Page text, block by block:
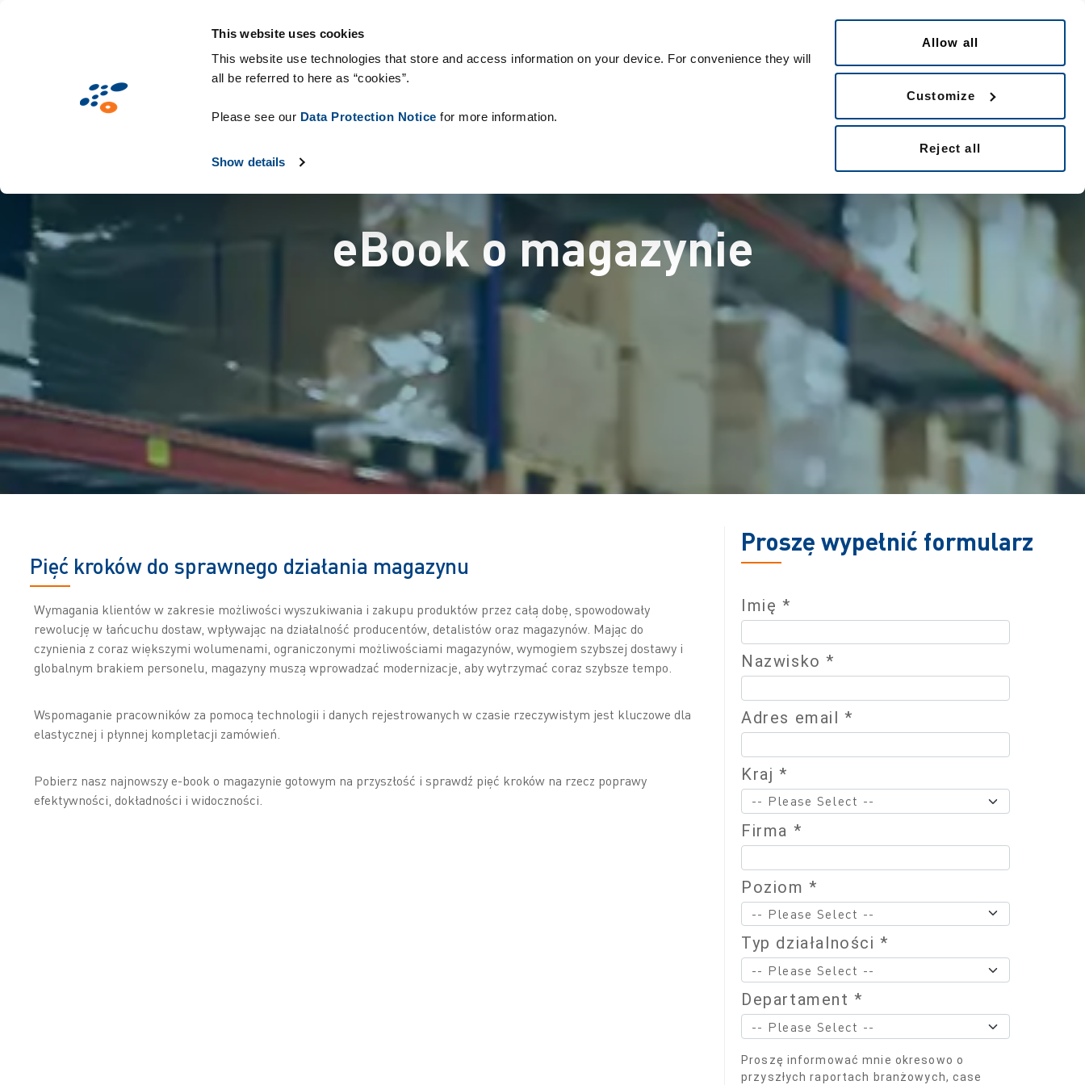
This website uses cookies
This website use technologies that store and access information on your device. For convenience they will
all be referred to here as “cookies”.
Please see our Data Protection Notice for more information.
Show details
Allow all
Customize
Reject all
Branże Technologie i materiały eksploatacyjne
eBook o magazynie
Pięć kroków do sprawnego działania magazynu
Wymagania klientów w zakresie możliwości wyszukiwania i zakupu produktów przez całą dobę, spowodowały
rewolucję w łańcuchu dostaw, wpływając na działalność producentów, detalistów oraz magazynów. Mając do
czynienia z coraz większymi wolumenami, ograniczonymi możliwościami magazynów, wymogiem szybszej dostawy i
globalnym brakiem personelu, magazyny muszą wprowadzać modernizacje, aby wytrzymać coraz szybsze tempo.
Wspomaganie pracowników za pomocą technologii i danych rejestrowanych w czasie rzeczywistym jest kluczowe dla
elastycznej i płynnej kompletacji zamówień.
Pobierz nasz najnowszy e-book o magazynie gotowym na przyszłość i sprawdź pięć kroków na rzecz poprawy
efektywności, dokładności i widoczności.
Proszę wypełnić formularz
Imię *
Nazwisko *
Adres email *
Kraj *
Firma *
Poziom *
Typ działalności *
Departament *
Proszę informować mnie okresowo o
przyszłych raportach branżowych, case